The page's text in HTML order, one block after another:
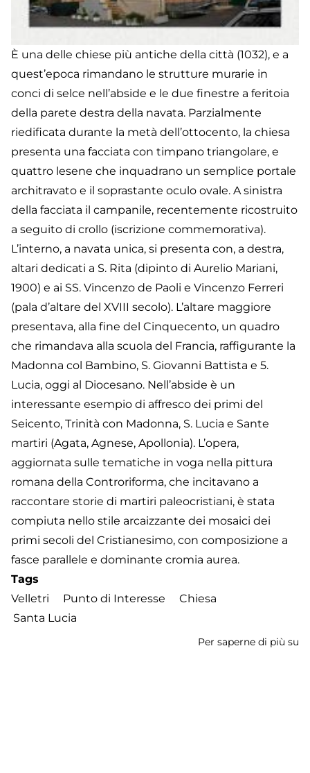
È una delle chiese più antiche della città (1032), e a
quest’epoca rimandano le strutture murarie in
conci di selce nell’abside e le due finestre a feritoia
della parete destra della navata. Parzialmente
riedificata durante la metà dell’ottocento, la chiesa
presenta una facciata con timpano triangolare, e
quattro lesene che inquadrano un semplice portale
architravato e il soprastante oculo ovale. A sinistra
della facciata il campanile, recentemente ricostruito
a seguito di crollo (iscrizione commemorativa).
L’interno, a navata unica, si presenta con, a destra,
altari dedicati a S. Rita (dipinto di Aurelio Mariani,
1900) e ai SS. Vincenzo de Paoli e Vincenzo Ferreri
(pala d’altare del XVIII secolo). L’altare maggiore
presentava, alla fine del Cinquecento, un quadro
che rimandava alla scuola del Francia, raffigurante la
Madonna col Bambino, S. Giovanni Battista e 5.
Lucia, oggi al Diocesano. Nell’abside è un
interessante esempio di affresco dei primi del
Seicento, Trinità con Madonna, S. Lucia e Sante
martiri (Agata, Agnese, Apollonia). L’opera,
aggiornata sulle tematiche in voga nella pittura
romana della Controriforma, che incitavano a
raccontare storie di martiri paleocristiani, è stata
compiuta nello stile arcaizzante dei mosaici dei
primi secoli del Cristianesimo, con composizione a
fasce parallele e dominante cromia aurea.
Tags
Velletri
Punto di Interesse
Chiesa
Santa Lucia
Per saperne di più su